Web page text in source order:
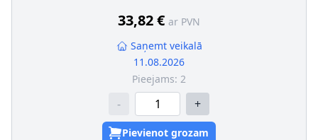
Stiprināšanas urbumu skaits:
33,82 € ar PVN
Saņemt veikalā
11.08.2026
Pieejams: 2
- +
Pievienot grozam